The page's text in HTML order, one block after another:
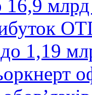
16,9
1,19